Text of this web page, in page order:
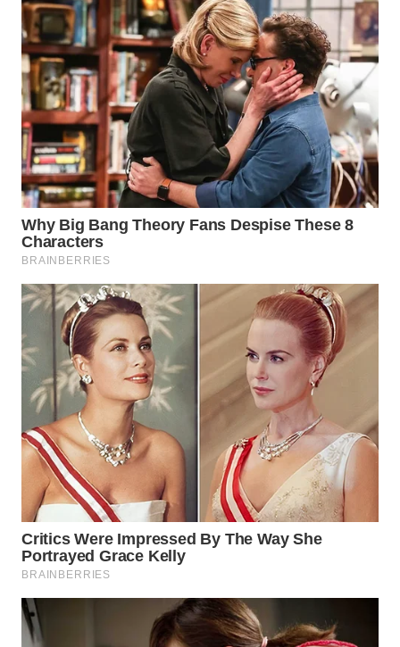
WN
INDRAMAYU
WN
KUNINGAN
WN
MAJALENGKA
WN
SUBANG
SUKABUMI
WN
PURWAKARTA
WN
PRIANGAN
TIMUR
WN
SEMARANG
WN
SOLO
BOROBUDUR